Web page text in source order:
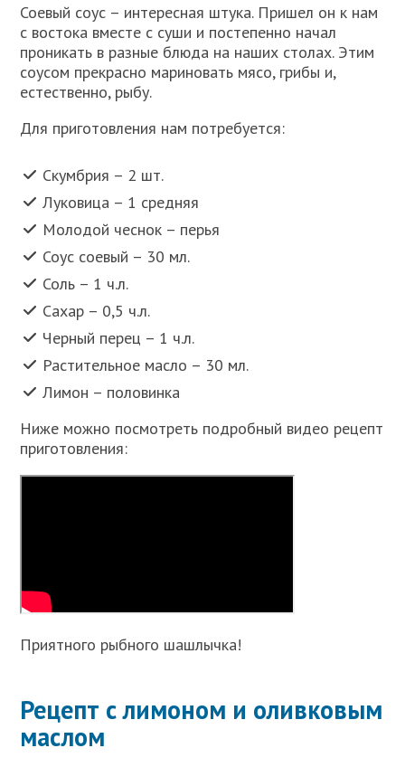
Соевый соус – интересная штука. Пришел он к нам
с востока вместе с суши и постепенно начал
проникать в разные блюда на наших столах. Этим
соусом прекрасно мариновать мясо, грибы и,
естественно, рыбу.
Для приготовления нам потребуется:
Скумбрия – 2 шт.
Луковица – 1 средняя
Молодой чеснок – перья
Соус соевый – 30 мл.
Соль – 1 ч.л.
Сахар – 0,5 ч.л.
Черный перец – 1 ч.л.
Растительное масло – 30 мл.
Лимон – половинка
Ниже можно посмотреть подробный видео рецепт
приготовления:
Приятного рыбного шашлычка!
Рецепт с лимоном и оливковым
маслом